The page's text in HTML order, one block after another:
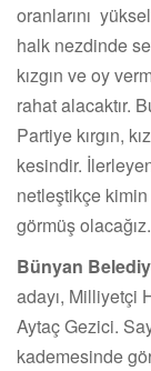
oranlarını
halk nezdinde
kızgın ve oy
rahat alacaktır.
Partiye kırgın,
kesindir.
netleştikçe
görmüş olacağız.
Bünyan
adayı, Milliyetçi
Aytaç Gezici.
kademesinde